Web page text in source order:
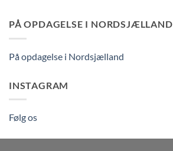
PÅ OPDAGELSE I NORDSJÆLLAND
På opdagelse i Nordsjælland
INSTAGRAM
Følg os